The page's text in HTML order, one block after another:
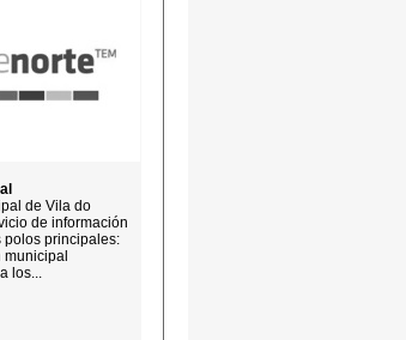
de Vila do
de información
polos principales:
municipal
los...